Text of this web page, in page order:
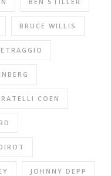
BRUCE WILLIS
COEN
JOHNNY DEPP